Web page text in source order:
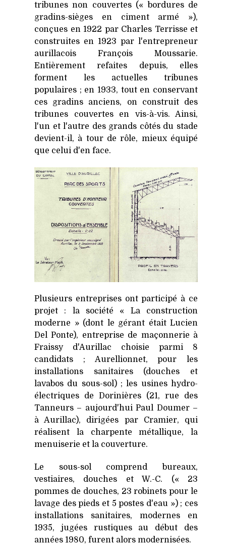
tribunes non couvertes (« bordures de
gradins-sièges en ciment armé »),
conçues en 1922 par Charles Terrisse et
construites en 1923 par l'entrepreneur
aurillacois François Moussarie.
Entièrement refaites depuis, elles
forment les actuelles tribunes
populaires ; en 1933, tout en conservant
ces gradins anciens, on construit des
tribunes couvertes en vis-à-vis. Ainsi,
l'un et l'autre des grands côtés du stade
devient-il, à tour de rôle, mieux équipé
que celui d'en face.
Plusieurs entreprises ont participé à ce
projet : la société « La construction
moderne » (dont le gérant était Lucien
Del Ponte), entreprise de maçonnerie à
Fraissy d'Aurillac choisie parmi 8
candidats ; Aurellionnet, pour les
installations sanitaires (douches et
lavabos du sous-sol) ; les usines hydro-
électriques de Dorinières (21, rue des
Tanneurs – aujourd'hui Paul Doumer –
à Aurillac), dirigées par Cramier, qui
réalisent la charpente métallique, la
menuiserie et la couverture.
Le sous-sol comprend bureaux,
vestiaires, douches et W.-C. (« 23
pommes de douches, 23 robinets pour le
lavage des pieds et 5 postes d'eau ») ; ces
installations sanitaires, modernes en
1935, jugées rustiques au début des
années 1980, furent alors modernisées.